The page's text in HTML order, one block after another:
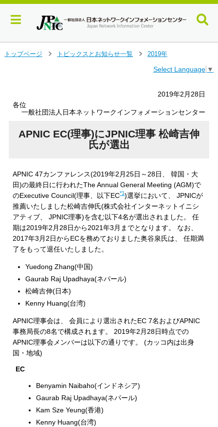
トップページ
トピックスとお知らせ一覧
2019年
Select Language ▼
2019年2月28日
各位
一般社団法人日本ネットワークインフォメーションセンター
APNIC EC(理事)にJPNIC理事 松崎吉伸
氏が選出
APNIC 47カンファレンス(2019年2月25日～28日、 韓国・大
田)の最終日に行われたThe Annual General Meeting (AGM)で
のExecutive Council(理事、以下EC*1)選挙において、 JPNICが
推薦いたしました松崎吉伸氏(株式会社インターネットイニシ
アティブ、 JPNIC理事)を含む以下4名が選出されました。 任
期は2019年2月28日から2021年3月までとなります。 なお、
2017年3月2日からECを務めておりました奥谷泉氏は、 任期満
了をもって退任いたしました。
Yuedong Zhang(中国)
Gaurab Raj Upadhaya(ネパール)
松崎吉伸(日本)
Kenny Huang(台湾)
APNIC理事会は、 会員により選出されたEC 7名およびAPNIC
事務局長の8名で構成されます。 2019年2月28日時点での
APNIC理事会メンバーは以下の通りです。 (カッコ内は出身
国・地域)
EC
Benyamin Naibaho(インドネシア)
Gaurab Raj Upadhaya(ネパール)
Kam Sze Yeung(香港)
Kenny Huang(台湾)